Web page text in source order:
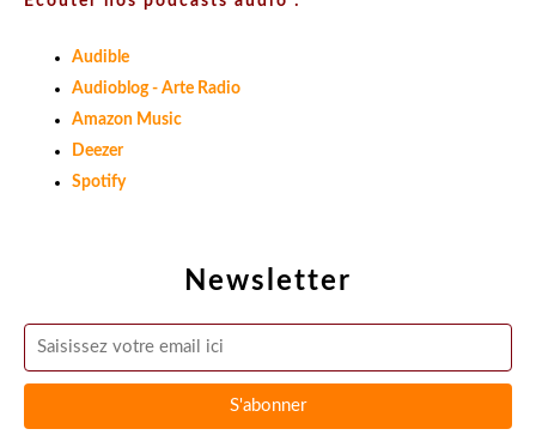
Newsletter
Audible
Audioblog - Arte Radio
Amazon Music
Deezer
Spotify